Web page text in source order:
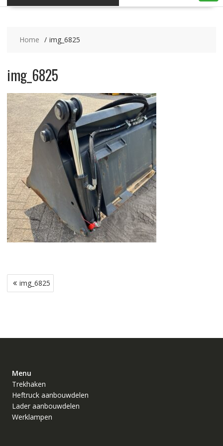
Home img_6825
img_6825
Bericht
navigatie
img_6825
Menu
Trekhaken
Heftruck aanbouwdelen
Lader aanbouwdelen
Werklampen